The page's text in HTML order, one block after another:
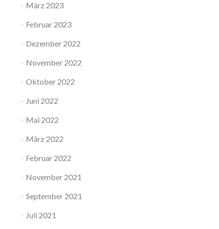
März 2023
Februar 2023
Dezember 2022
November 2022
Oktober 2022
Juni 2022
Mai 2022
März 2022
Februar 2022
November 2021
September 2021
Juli 2021